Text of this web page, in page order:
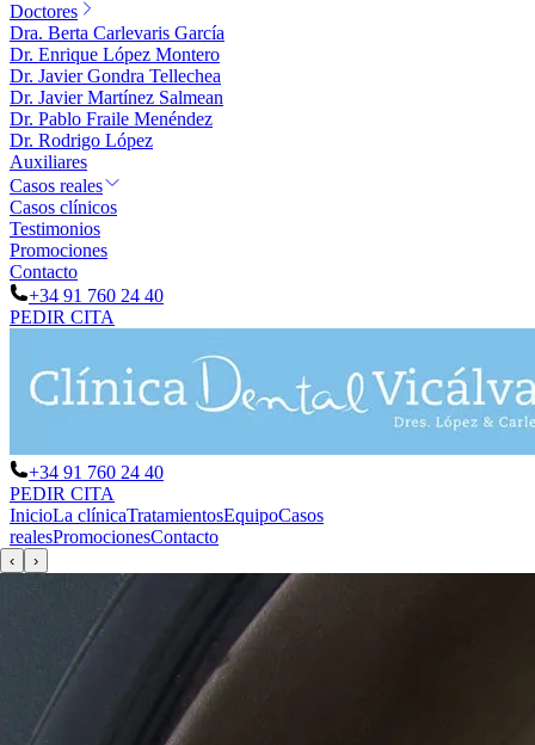
Doctores
Dra. Berta Carlevaris García
Dr. Enrique López Montero
Dr. Javier Gondra Tellechea
Dr. Javier Martínez Salmean
Dr. Pablo Fraile Menéndez
Dr. Rodrigo López
Auxiliares
Casos reales
Casos clínicos
Testimonios
Promociones
Contacto
+34 91 760 24 40
PEDIR CITA
+34 91 760 24 40
PEDIR CITA
InicioLa clínicaTratamientosEquipoCasos
realesPromocionesContacto
‹ ›